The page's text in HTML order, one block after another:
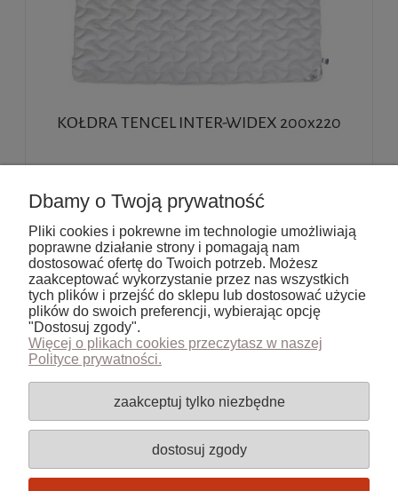
KOŁDRA TENCEL INTER-WIDEX 200x220
390,00 zł
317,07 zł
do koszyka
Moje konto
Płatności i dostawa
Dbamy o Twoją prywatność
Pliki cookies i pokrewne im technologie umożliwiają
poprawne działanie strony i pomagają nam
dostosować ofertę do Twoich potrzeb. Możesz
zaakceptować wykorzystanie przez nas wszystkich
tych plików i przejść do sklepu lub dostosować użycie
plików do swoich preferencji, wybierając opcję
"Dostosuj zgody".
Więcej o plikach cookies przeczytasz w naszej
Polityce prywatności.
zaakceptuj tylko niezbędne
dostosuj zgody